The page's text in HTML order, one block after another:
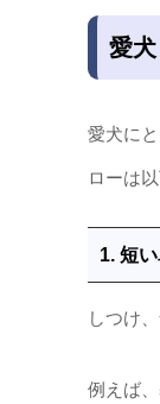
愛
愛犬に
ローは
1. 短
しつけ
例えば